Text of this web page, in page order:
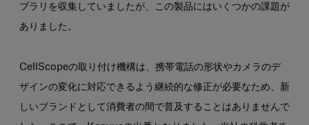
ブラリを収集していましたが、この製品にはいくつかの課題が
ありました。
CellScopeの取り付け機構は、携帯電話の形状やカメラのデ
ザインの変化に対応できるよう継続的な修正が必要なため、新
しいブランドとして消費者の間で普及することはありませんで